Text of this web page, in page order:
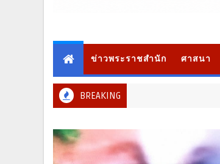
ข่าวพระราชสำนัก ศาสนา
BREAKING